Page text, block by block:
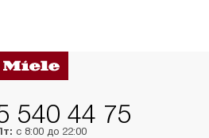
540 44 75
с 8:00 до 22:00